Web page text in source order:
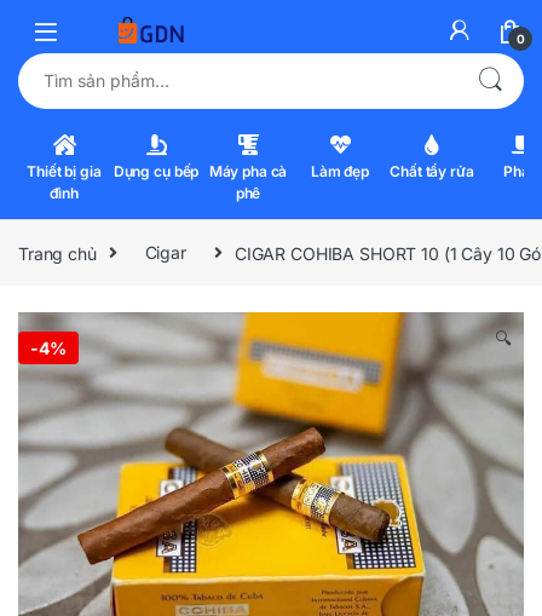
0
Tìm kiếm:
Thiết bị gia
đình
Dụng cụ bếp Máy pha cà
phê
Làm đẹp Chất tẩy rửa Pha
Trang chủ Cigar CIGAR COHIBA SHORT 10 (1 Cây 10
-4% 🔍